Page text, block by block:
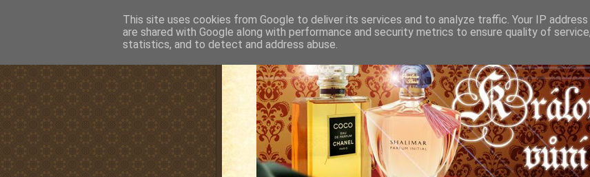
This site uses cookies from Google to deliver its services and to analyze traffic. Your IP
are shared with Google along with performance and security metrics to ensure quality of
statistics, and to detect and address abuse.